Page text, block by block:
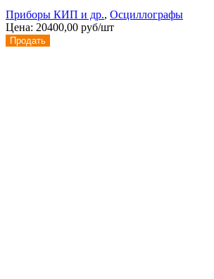
Приборы КИП и др., Осциллографы
Цена: 20400,00 руб/шт
Продать